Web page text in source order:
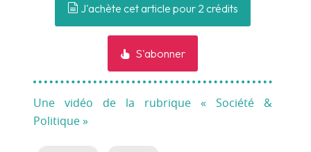
J'achète cet article pour 2 crédits
S'abonner
Une vidéo de la rubrique « Société &
Politique »